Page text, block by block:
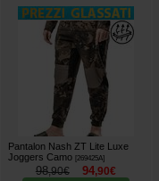
Pantalon Nash ZT Lite Luxe
Joggers Camo
269425A]
98,90€ 94,90€